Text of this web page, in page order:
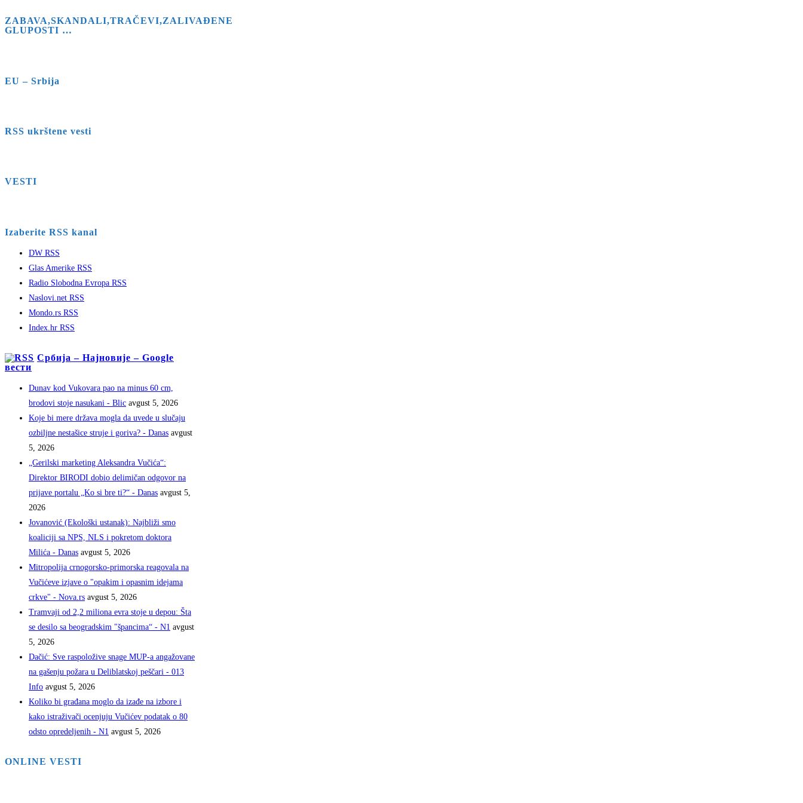
ZABAVA,SKANDALI,TRAČEVI,ZALIVAĐENE
GLUPOSTI …
EU – Srbija
RSS ukrštene vesti
VESTI
Izaberite RSS kanal
DW RSS
Glas Amerike RSS
Radio Slobodna Evropa RSS
Naslovi.net RSS
Mondo.rs RSS
Index.hr RSS
Србија – Најновије – Google
вести
Dunav kod Vukovara pao na minus 60 cm,
brodovi stoje nasukani - Blic avgust 5, 2026
Koje bi mere država mogla da uvede u slučaju
ozbiljne nestašice struje i goriva? - Danas avgust
5, 2026
„Gerilski marketing Aleksandra Vučića“:
Direktor BIRODI dobio delimičan odgovor na
prijave portalu „Ko si bre ti?“ - Danas avgust 5,
2026
Jovanović (Ekološki ustanak): Najbliži smo
koaliciji sa NPS, NLS i pokretom doktora
Milića - Danas avgust 5, 2026
Mitropolija crnogorsko-primorska reagovala na
Vučićeve izjave o "opakim i opasnim idejama
crkve" - Nova.rs avgust 5, 2026
Tramvaji od 2,2 miliona evra stoje u depou: Šta
se desilo sa beogradskim "špancima“ - N1 avgust
5, 2026
Dačić: Sve raspoložive snage MUP-a angažovane
na gašenju požara u Deliblatskoj peščari - 013
Info avgust 5, 2026
Koliko bi građana moglo da izađe na izbore i
kako istraživači ocenjuju Vučićev podatak o 80
odsto opredeljenih - N1 avgust 5, 2026
ONLINE VESTI